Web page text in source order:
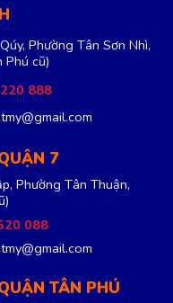
Phường Tân Sơn Nhì,
Phú cũ)
888
7
Phường Tân Thuận,
088
TÂN PHÚ